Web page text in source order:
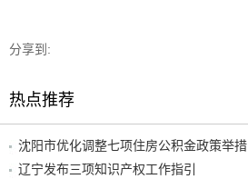
分享到:
热点推荐
沈阳市优化调整七项住房公积金政策举措
辽宁发布三项知识产权工作指引